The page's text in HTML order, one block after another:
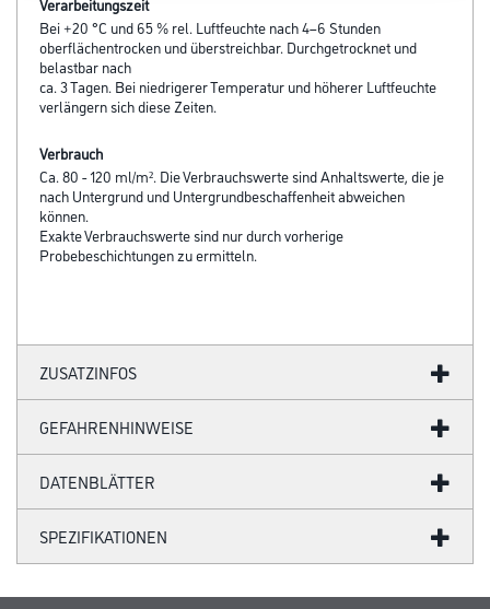
Bei +20 °C und 65 % rel. Luftfeuchte nach 4–6 Stunden
oberflächentrocken und überstreichbar. Durchgetrocknet und
belastbar nach
ca. 3 Tagen. Bei niedrigerer Temperatur und höherer Luftfeuchte
verlängern sich diese Zeiten.
Verbrauch
Ca. 80 - 120 ml/m². Die Verbrauchswerte sind Anhaltswerte, die je
nach Untergrund und Untergrundbeschaffenheit abweichen
können.
Exakte Verbrauchswerte sind nur durch vorherige
Probebeschichtungen zu ermitteln.
ZUSATZINFOS
GEFAHRENHINWEISE
DATENBLÄTTER
SPEZIFIKATIONEN